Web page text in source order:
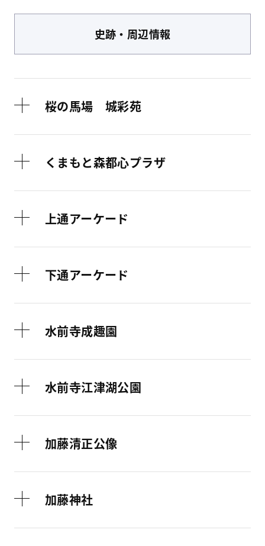
史跡・周辺情報
桜の馬場 城彩苑
くまもと森都心プラザ
上通アーケード
下通アーケード
水前寺成趣園
水前寺江津湖公園
加藤清正公像
加藤神社